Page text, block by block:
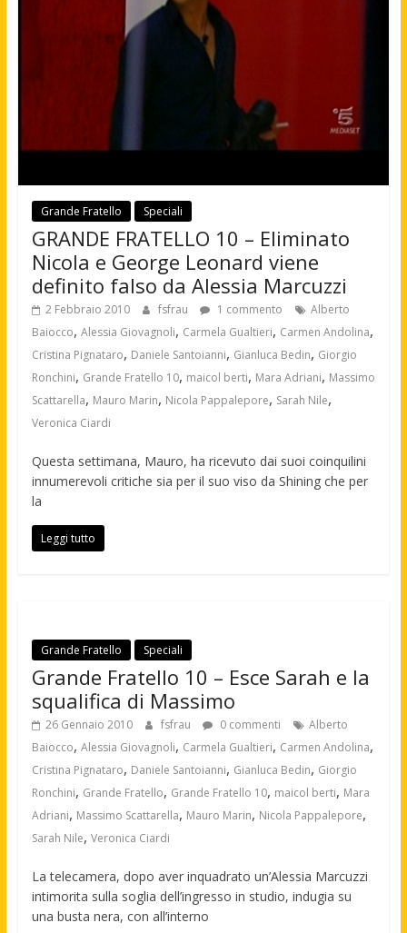
Grande Fratello Speciali
GRANDE FRATELLO 10 – Eliminato
Nicola e George Leonard viene
definito falso da Alessia Marcuzzi
2 Febbraio 2010 fsfrau 1 commento
Alberto
Baiocco, Alessia Giovagnoli, Carmela Gualtieri, Carmen Andolina,
Cristina Pignataro, Daniele Santoianni, Gianluca Bedin, Giorgio
Ronchini, Grande Fratello 10, maicol berti, Mara Adriani, Massimo
Scattarella, Mauro Marin, Nicola Pappalepore, Sarah Nile,
Veronica Ciardi
Questa settimana, Mauro, ha ricevuto dai suoi coinquilini
innumerevoli critiche sia per il suo viso da Shining che per
la
Leggi tutto
Grande Fratello Speciali
Grande Fratello 10 – Esce Sarah e la
squalifica di Massimo
26 Gennaio 2010 fsfrau 0 commenti
Alberto
Baiocco, Alessia Giovagnoli, Carmela Gualtieri, Carmen Andolina,
Cristina Pignataro, Daniele Santoianni, Gianluca Bedin, Giorgio
Ronchini, Grande Fratello, Grande Fratello 10, maicol berti, Mara
Adriani, Massimo Scattarella, Mauro Marin, Nicola Pappalepore,
Sarah Nile, Veronica Ciardi
La telecamera, dopo aver inquadrato un’Alessia Marcuzzi
intimorita sulla soglia dell’ingresso in studio, indugia su
una busta nera, con all’interno